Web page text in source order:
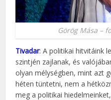
Görög Mása –
Tivadar: A politikai hitvitáink
szintjén zajlanak, és
olyan mélységben, mint azt
héten tüntetni, nem a
meg a politikai